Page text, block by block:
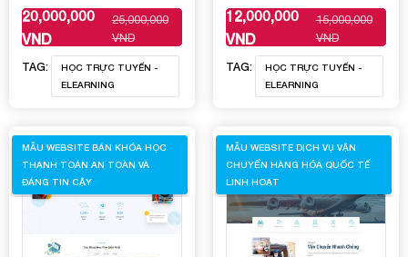
20,000,000
VND
25,000,000
VND
XEM THÊM
TAG:
HỌC TRỰC TUYẾN -
ELEARNING
12,000,000
VND
15,000,000
VND
XEM THÊM
TAG:
HỌC TRỰC TUYẾN -
ELEARNING
MẪU WEBSITE BÁN KHÓA HỌC
THANH TOÁN AN TOÀN VÀ
ĐÁNG TIN CẬY
MẪU WEBSITE DỊCH VỤ VẬN
CHUYỂN HÀNG HÓA QUỐC TẾ
LINH HOẠT